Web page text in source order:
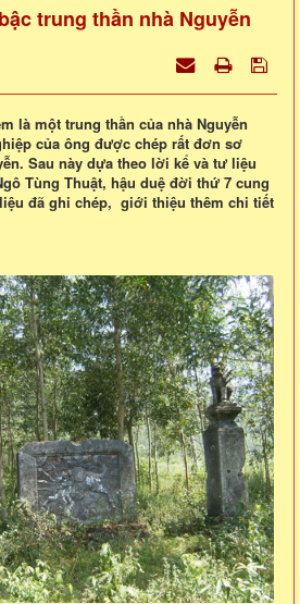
trung thần nhà Nguyễn
là một trung thần của nhà Nguyễn
của ông được chép rất đơn sơ
Sau này dựa theo lời kể và tư liệu
Tùng Thuật, hậu duệ đời thứ 7 cung
đã ghi chép, giới thiệu thêm chi tiết